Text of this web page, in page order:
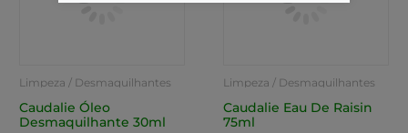
Limpeza / Desmaquilhantes
Caudalie Óleo
Desmaquilhante 30ml
Limpeza / Desmaquilhantes
Caudalie Eau De Raisin
75ml